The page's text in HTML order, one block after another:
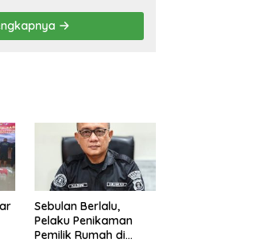
Sebulan Berlalu,
Pelaku Penikaman
Pemilik Rumah di